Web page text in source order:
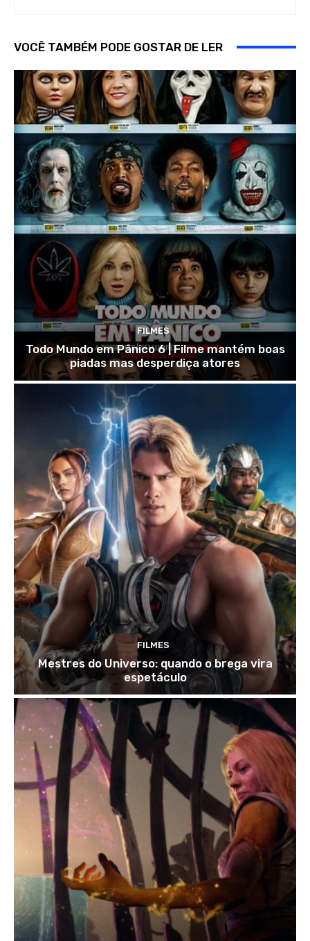
VOCÊ TAMBÉM PODE GOSTAR DE LER
FILMES
Todo Mundo em Pânico 6 | Filme mantém boas
piadas mas desperdiça atores
FILMES
Mestres do Universo: quando o brega vira
espetáculo